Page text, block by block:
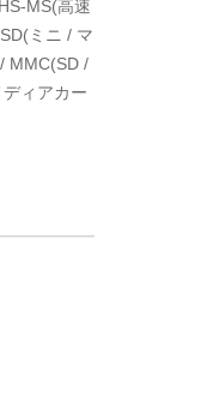
MS(高速
ミニ / マ
MMC(SD /
ィアカー